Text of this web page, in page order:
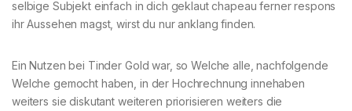
selbige Subjekt einfach in dich geklaut chapeau ferner respons
ihr Aussehen magst, wirst du nur anklang finden.
Ein Nutzen bei Tinder Gold war, so Welche alle, nachfolgende
Welche gemocht haben, in der Hochrechnung innehaben
weiters sie diskutant weiteren priorisieren weiters die